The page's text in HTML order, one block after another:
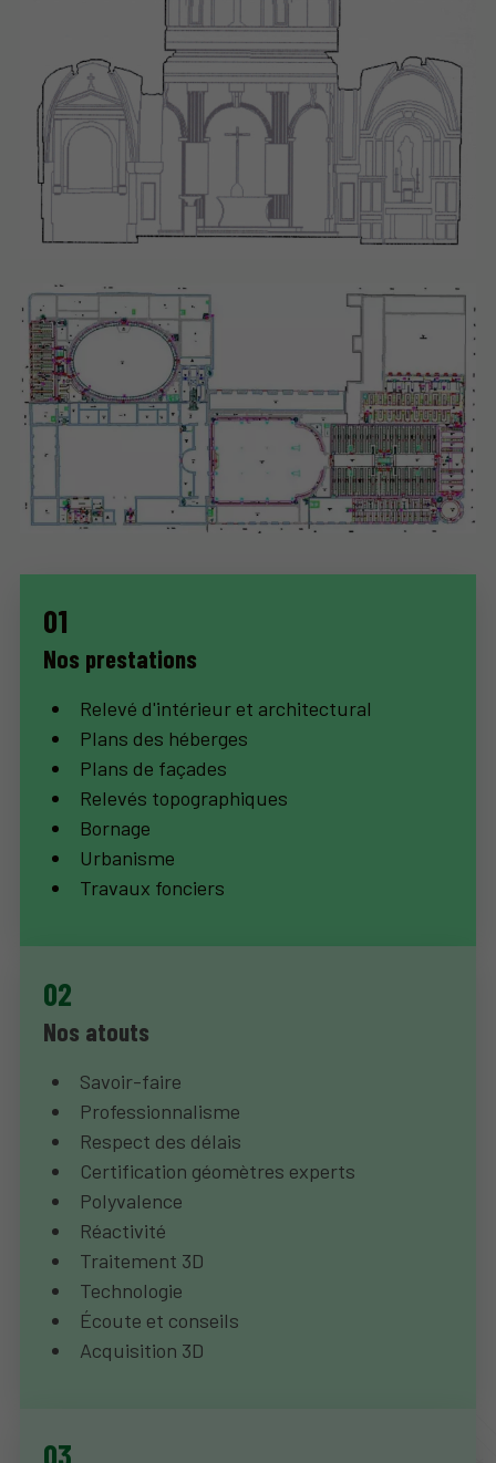
Nos prestations
Relevé d'intérieur et architectural
Plans des héberges
Plans de façades
Relevés topographiques
Bornage
Urbanisme
Travaux fonciers
Nos atouts
Savoir-faire
Professionnalisme
Respect des délais
Certification géomètres experts
Polyvalence
Réactivité
Traitement 3D
Technologie
Écoute et conseils
Acquisition 3D